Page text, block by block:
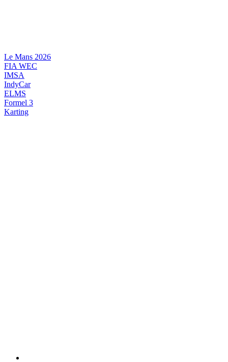
Le Mans 2026
FIA WEC
IMSA
IndyCar
ELMS
Formel 3
Karting